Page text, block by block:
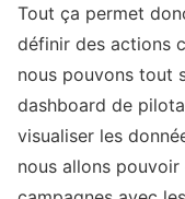
Tout ça permet
définir des actions
nous pouvons tout
dashboard de
visualiser les
nous allons